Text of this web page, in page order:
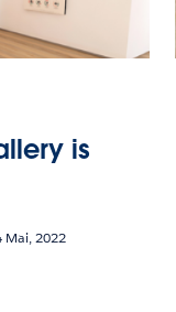
is
Mai, 2022